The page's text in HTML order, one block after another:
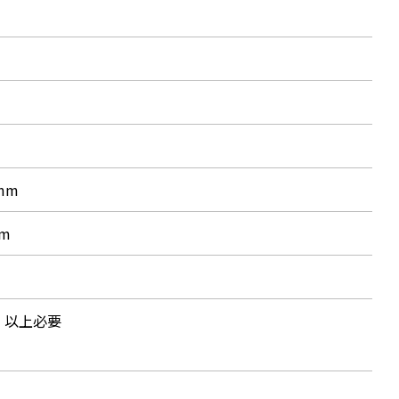
上必要